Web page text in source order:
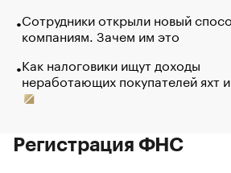
Сотрудники открыли новый
компаниям. Зачем им это
Как налоговики ищут доходы
неработающих покупателей яхт
Регистрация ФНС